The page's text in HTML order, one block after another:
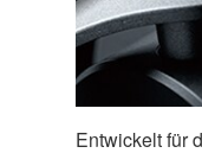
Entwickelt für